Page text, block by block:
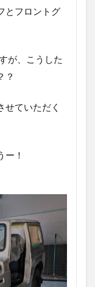
とフロントグ
が、こうした
？
せていただく
ー！